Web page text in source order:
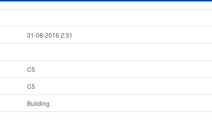
31-08-2016 2:31
C5
C5
Building